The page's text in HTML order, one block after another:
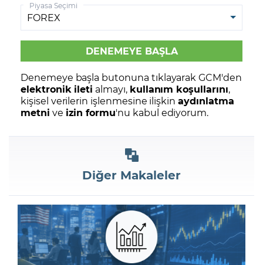
Piyasa Seçimi
Denemeye başla butonuna tıklayarak GCM'den
elektronik ileti almayı, kullanım koşullarını,
kişisel verilerin işlenmesine ilişkinaydınlatma
metni ve izin formu'nu kabul ediyorum.
Diğer Makaleler